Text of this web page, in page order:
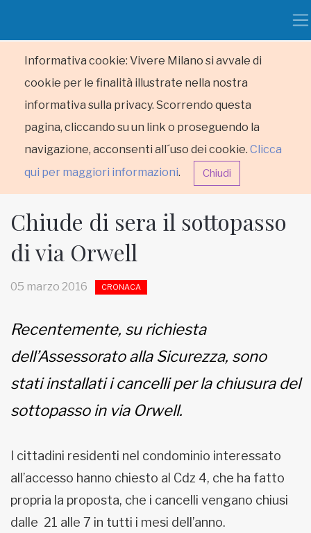
Informativa cookie: Vivere Milano si avvale di
cookie per le finalità illustrate nella nostra
informativa sulla privacy. Scorrendo questa
pagina, cliccando su un link o proseguendo la
navigazione, acconsenti all´uso dei cookie. Clicca
qui per maggiori informazioni. Chiudi
HOME
MUNICIPI
Inviateci le vostre segnalazioni
Iscriviti alla newsletter
www.viveremilano.info
Fondato e diretto da Enzo De
Bernardis
EDB edizioni - Via Brivio angolo C.
Imbonati, 89 20159 Milano (Italia)
Chiude di sera il sottopasso
di via Orwell
05 marzo 2016 CRONACA
Recentemente, su richiesta
dell’Assessorato alla Sicurezza, sono
stati installati i cancelli per la chiusura del
sottopasso in via Orwell.
I cittadini residenti nel condominio interessato
all’accesso hanno chiesto al Cdz 4, che ha fatto
propria la proposta, che i cancelli vengano chiusi
dalle 21 alle 7 in tutti i mesi dell’anno.